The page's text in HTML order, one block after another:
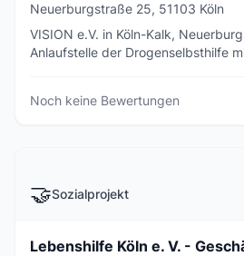
Neuerburgstraße 25, 51103 Köln
VISION e.V. in Köln-Kalk,
Anlaufstelle der Drogenselbsthilfe
Noch keine Bewertungen
🤝Sozialprojekt
Lebenshilfe Köln e. V. -